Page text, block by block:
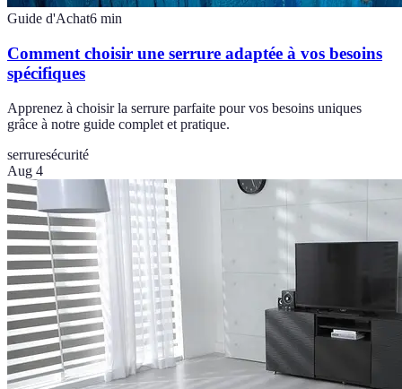
Guide d'Achat6 min
Comment choisir une serrure adaptée à vos besoins
spécifiques
Apprenez à choisir la serrure parfaite pour vos besoins uniques
grâce à notre guide complet et pratique.
serruresécurité
Aug 4